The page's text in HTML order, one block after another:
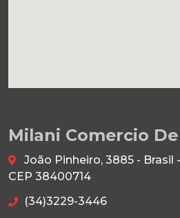
Milani Comercio
João Pinheiro, 3885 - Brasil
CEP 38400714
(34)3229-3446